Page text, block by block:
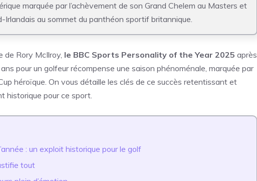
marquée par l’achèvement de son Grand Chelem au Masters et
Irlandais au sommet du panthéon sportif britannique.
de Rory McIlroy, le BBC Sports Personality of the Year 2025 après
pour un golfeur récompense une saison phénoménale, marquée par
héroïque. On vous détaille les clés de ce succès retentissant et
historique pour ce sport.
: un exploit historique pour le golf
tout